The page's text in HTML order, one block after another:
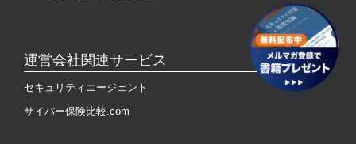
運営会社関連サービス
セキュリティエージェント
サイバー保険比較.com